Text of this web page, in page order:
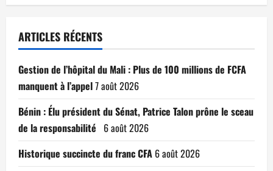
ARTICLES RÉCENTS
Gestion de l’hôpital du Mali : Plus de 100 millions de FCFA
manquent à l’appel7 août 2026
Bénin : Élu président du Sénat, Patrice Talon prône le sceau
de la responsabilité 6 août 2026
Historique succincte du franc CFA 6 août 2026